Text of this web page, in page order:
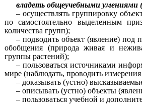
владеть общеучебными умениями
– осуществлять группировку
по самостоятельно выделенным
количества групп);
– подводить объект (явление) под
обобщения (природа живая и
группы растений);
– пользоваться источниками
мире (наблюдать, проводить
– доказывать (устно)
– описывать (устно) объекты
– пользоваться учебной и